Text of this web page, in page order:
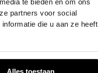
te bieden en om ons
partners voor social
die u aan ze heeft